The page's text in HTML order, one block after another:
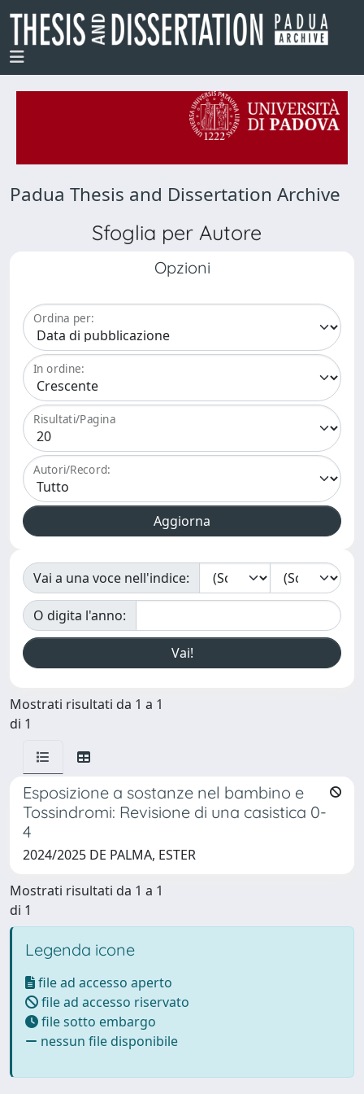
Padua Thesis and Dissertation Archive
Sfoglia per Autore
Opzioni
Ordina per:
In ordine:
Risultati/Pagina
Autori/Record:
Vai a una voce nell'indice:
O digita l'anno:
Mostrati risultati da 1 a 1
di 1
Esposizione a sostanze nel bambino e
Tossindromi: Revisione di una casistica 0-
4
2024/2025 DE PALMA, ESTER
Mostrati risultati da 1 a 1
di 1
Legenda icone
file ad accesso aperto
file ad accesso riservato
file sotto embargo
nessun file disponibile